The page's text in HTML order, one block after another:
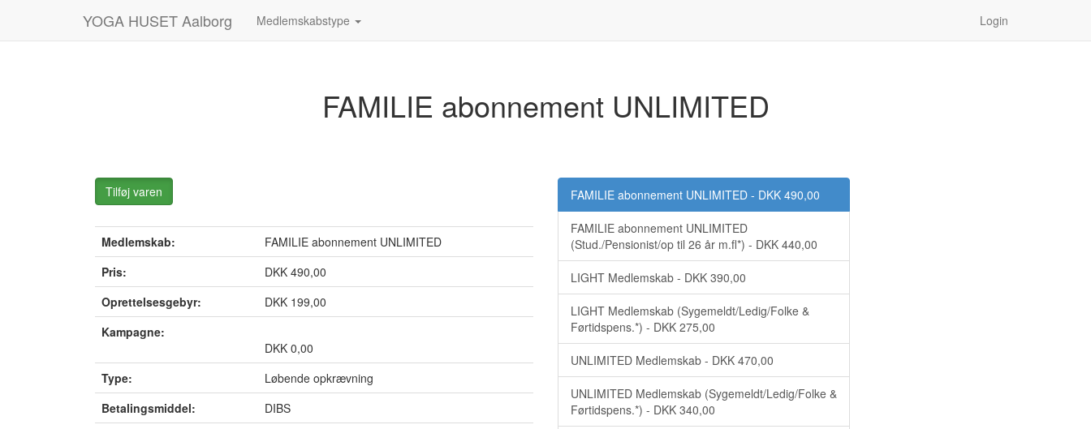
YOGA HUSET Aalborg Medlemskabstype Login
FAMILIE abonnement UNLIMITED
Tilføj varen
Medlemskab:
FAMILIE abonnement UNLIMITED
Pris:
DKK 490,00
Oprettelsesgebyr:
DKK 199,00
Kampagne:
DKK 0,00
Type:
Løbende opkrævning
Betalingsmiddel:
DIBS
FAMILIE abonnement UNLIMITED - DKK 490,00
FAMILIE abonnement UNLIMITED
(Stud./Pensionist/op til 26 år m.fl*) - DKK 440,00
LIGHT Medlemskab - DKK 390,00
LIGHT Medlemskab (Sygemeldt/Ledig/Folke &
Førtidspens.*) - DKK 275,00
UNLIMITED Medlemskab - DKK 470,00
UNLIMITED Medlemskab (Sygemeldt/Ledig/Folke &
Førtidspens.*) - DKK 340,00